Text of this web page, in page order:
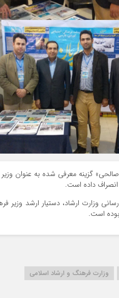
گزینه معرفی شده به عنوان
انصراف داده است.
وزارت ارشاد، دستیار ارشد
است.
وزارت فرهنگ و ارشاد اسلامی